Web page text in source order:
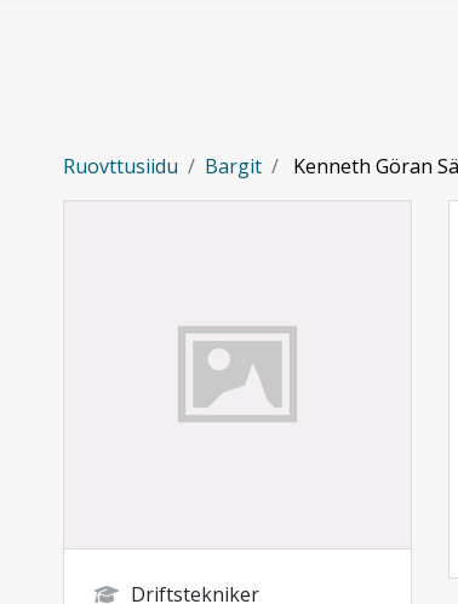
Ruovttusiidu Bargit Kenneth Göran
Driftstekniker